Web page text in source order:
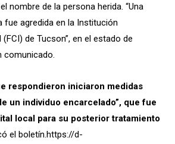
nombre de la persona herida. “Una
fue agredida en la Institución
de Tucson”, en el estado de
comunicado.
respondieron iniciaron medidas
un individuo encarcelado”, que fue
local para su posterior tratamiento
el boletín.https://d-